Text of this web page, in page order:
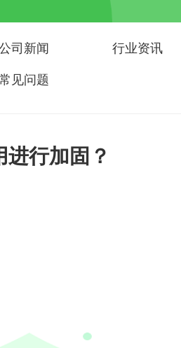
司新闻
行业资讯
见问题
行加固？